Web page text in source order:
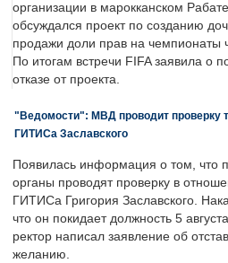
организации в марокканском
обсуждался проект по созданию
продажи доли прав на чемпионаты
По итогам встречи FIFA заявила о
отказе от проекта.
"Ведомости": МВД проводит проверку
ГИТИСа Заславского
Появилась информация о том, что
органы проводят проверку в
ГИТИСа Григория Заславского.
что он покидает должность 5
ректор написал заявление об
желанию.